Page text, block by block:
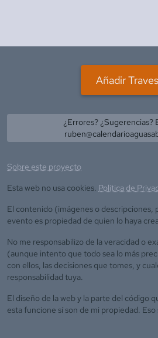
Añadir
¿Errores? ¿Sugerencias?
Sobre este proyecto
Esta web no usa cookies. Política de
El contenido (imágenes o descripciones,
evento es propiedad de quien lo haya
No me responsabilizo de la veracidad o
(aunque intento que todo sea lo más
con ellos, las decisiones que tomes, y
responsabilidad tuya.
El diseño de la web y la parte del código
esta funcione sí son de mi propiedad.